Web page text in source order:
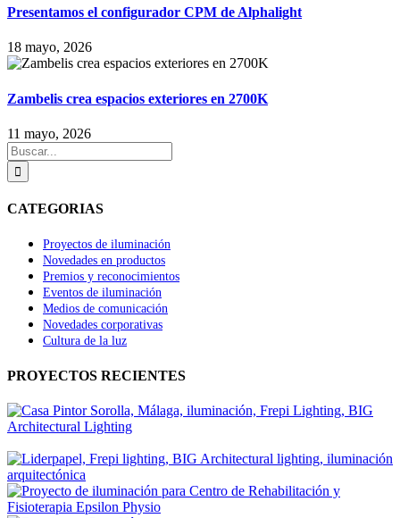
Presentamos el configurador CPM de Alphalight
18 mayo, 2026
Zambelis crea espacios exteriores en 2700K
11 mayo, 2026
Buscar:
CATEGORIAS
Proyectos de iluminación
Novedades en productos
Premios y reconocimientos
Eventos de iluminación
Medios de comunicación
Novedades corporativas
Cultura de la luz
PROYECTOS RECIENTES